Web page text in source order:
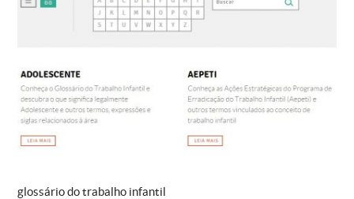
glossário do trabalho infantil